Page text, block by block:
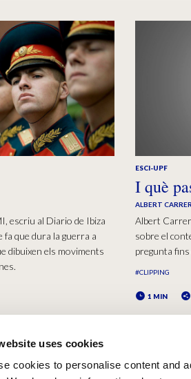
uses cookies
cookies to personalise content and
escriu al Diario de Ibiza
fa que dura la guerra a
dibuixen els moviments
ESCI-UPF
I què
ALBERT
Albert
sobre el
pregunta
#CLIPPING
1 MIN